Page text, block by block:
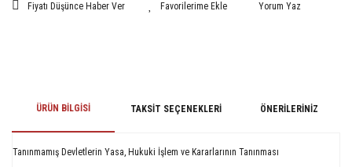
Fiyatı Düşünce Haber Ver Yorum Yaz
ÜRÜN BILGISI TAKSIT SEÇENEKLERI ÖNERILERINIZ
Tanınmamış Devletlerin Yasa, Hukuki İşlem ve Kararlarının Tanınması